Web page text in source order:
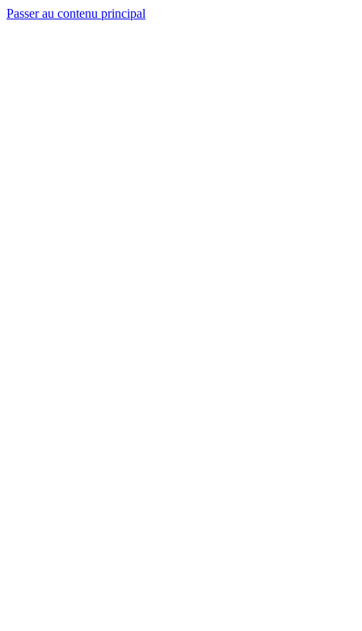
Passer au contenu principal